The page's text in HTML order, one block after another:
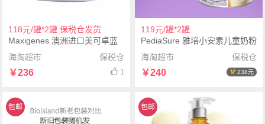
118元/罐*2罐 保税仓发货
Maxigenes 澳洲进口美可卓蓝
胖子成人高钙脱脂奶粉 1kg*2罐
海淘超市 保税仓
￥236 1
119元/罐*2罐
PediaSure 雅培小安素儿童奶粉
香草味 1-10岁 2罐*850g
海淘超市 保税仓
￥240 238元
包邮 包邮